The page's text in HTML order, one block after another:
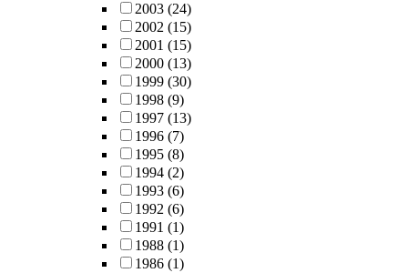
2003 (24)
2002 (15)
2001 (15)
2000 (13)
1999 (30)
1998 (9)
1997 (13)
1996 (7)
1995 (8)
1994 (2)
1993 (6)
1992 (6)
1991 (1)
1988 (1)
1986 (1)